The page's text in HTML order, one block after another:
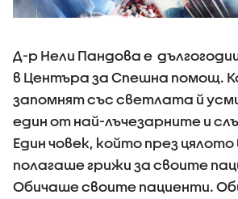
Д-р Нели Пандова е
в Центъра за Спешна помощ.
запомнят със светлата й
един от най-лъчезарните и
Един човек, който през
полагаше грижи за своите
Обичаше своите пациенти.